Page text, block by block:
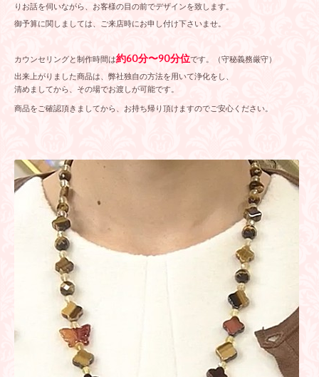
りお話を伺いながら、お客様の目の前でデザインを致します。
御予算に関しましては、ご来店時にお申し付け下さいませ。
カウンセリングと制作時間は約60分〜90分位です。（守秘義務厳守）
出来上がりました商品は、弊社独自の方法を用いて浄化をし、
清めましてから、その場でお渡しが可能です。
商品をご確認頂きましてから、お持ち帰り頂けますのでご安心ください。